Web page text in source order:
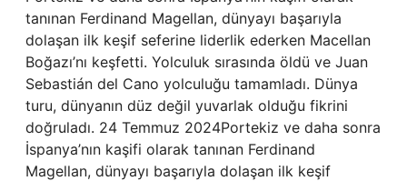
tanınan Ferdinand Magellan, dünyayı başarıyla
dolaşan ilk keşif seferine liderlik ederken Macellan
Boğazı’nı keşfetti. Yolculuk sırasında öldü ve Juan
Sebastián del Cano yolculuğu tamamladı. Dünya
turu, dünyanın düz değil yuvarlak olduğu fikrini
doğruladı. 24 Temmuz 2024Portekiz ve daha sonra
İspanya’nın kaşifi olarak tanınan Ferdinand
Magellan, dünyayı başarıyla dolaşan ilk keşif